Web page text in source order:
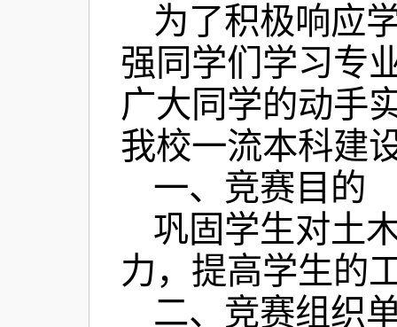
为了积极响应
强同学们学习专
广大同学的动手
我校一流本科建
一、竞赛目的
巩固学生对土
力，提高学生的
二、竞赛组织